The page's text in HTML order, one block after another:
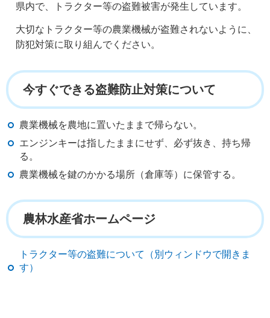
県内で、トラクター等の盗難被害が発生しています。
大切なトラクター等の農業機械が盗難されないように、
防犯対策に取り組んでください。
今すぐできる盗難防止対策について
農業機械を農地に置いたままで帰らない。
エンジンキーは指したままにせず、必ず抜き、持ち帰
る。
農業機械を鍵のかかる場所（倉庫等）に保管する。
農林水産省ホームページ
トラクター等の盗難について（別ウィンドウで開きま
す）